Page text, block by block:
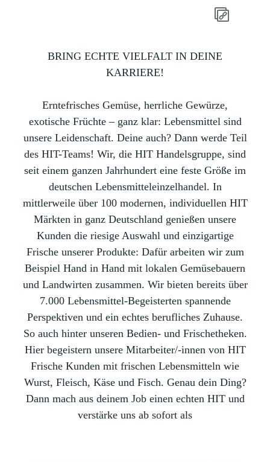
BRING ECHTE VIELFALT IN DEINE
KARRIERE!
Erntefrisches Gemüse, herrliche Gewürze,
exotische Früchte – ganz klar: Lebensmittel sind
unsere Leidenschaft. Deine auch? Dann werde Teil
des HIT-Teams! Wir, die HIT Handelsgruppe, sind
seit einem ganzen Jahrhundert eine feste Größe im
deutschen Lebensmitteleinzelhandel. In
mittlerweile über 100 modernen, individuellen HIT
Märkten in ganz Deutschland genießen unsere
Kunden die riesige Auswahl und einzigartige
Frische unserer Produkte: Dafür arbeiten wir zum
Beispiel Hand in Hand mit lokalen Gemüsebauern
und Landwirten zusammen. Wir bieten bereits über
7.000 Lebensmittel-Begeisterten spannende
Perspektiven und ein echtes berufliches Zuhause.
So auch hinter unseren Bedien- und Frischetheken.
Hier begeistern unsere Mitarbeiter/-innen von HIT
Frische Kunden mit frischen Lebensmitteln wie
Wurst, Fleisch, Käse und Fisch. Genau dein Ding?
Dann mach aus deinem Job einen echten HIT und
verstärke uns ab sofort als